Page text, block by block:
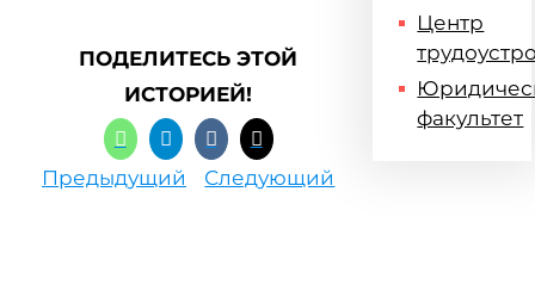
ПОДЕЛИТЕСЬ ЭТОЙ
ИСТОРИЕЙ!
Предыдущий Следующий
Центр
факультет